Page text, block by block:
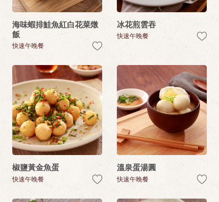
海味蝦排鮭魚紅白花菜燉
飯
快速午晚餐
冰花煎雲吞
快速午晚餐
椒鹽黃金魚蛋
快速午晚餐
溫泉蛋湯圓
快速午晚餐